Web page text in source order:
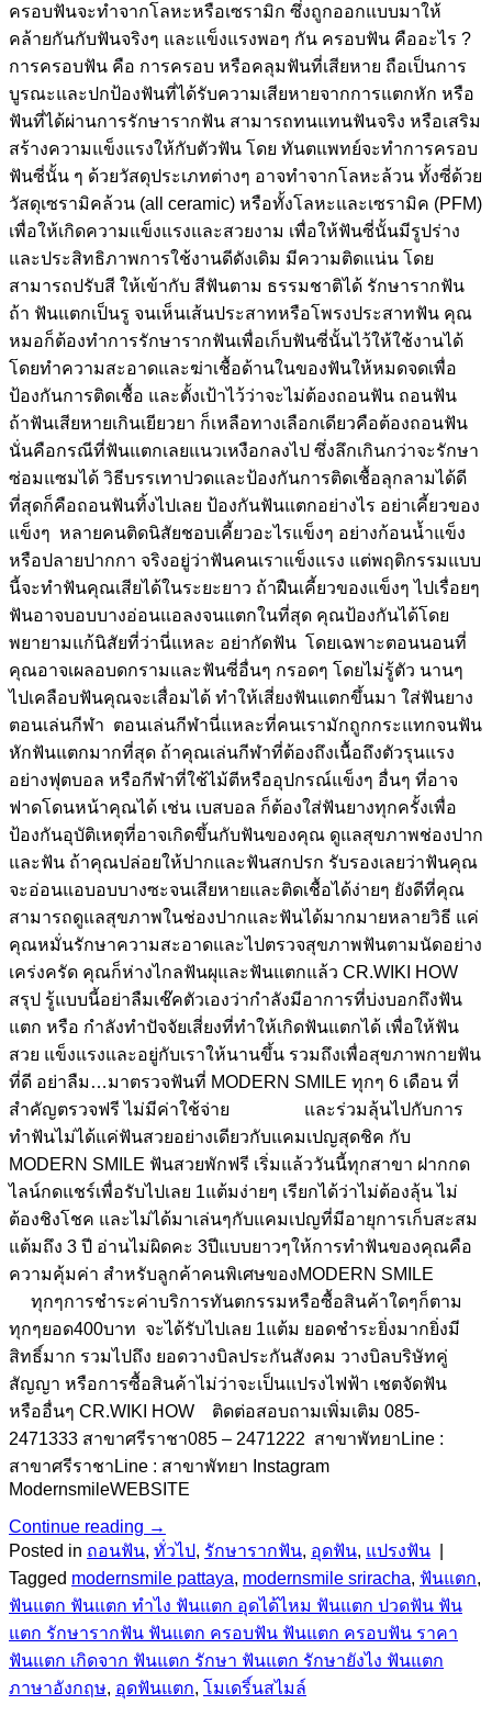
ครอบฟันจะทำจากโลหะหรือเซรามิก ซึ่งถูกออกแบบมาให้
คล้ายกันกับฟันจริงๆ และแข็งแรงพอๆ กัน ครอบฟัน คืออะไร ?
การครอบฟัน คือ การครอบ หรือคลุมฟันที่เสียหาย ถือเป็นการ
บูรณะและปกป้องฟันที่ได้รับความเสียหายจากการแตกหัก หรือ
ฟันที่ได้ผ่านการรักษารากฟัน สามารถทนแทนฟันจริง หรือเสริม
สร้างความแข็งแรงให้กับตัวฟัน โดย ทันตแพทย์จะทำการครอบ
ฟันซี่นั้น ๆ ด้วยวัสดุประเภทต่างๆ อาจทำจากโลหะล้วน ทั้งซี่ด้วย
วัสดุเซรามิคล้วน (all ceramic) หรือทั้งโลหะและเซรามิค (PFM)
เพื่อให้เกิดความแข็งแรงและสวยงาม เพื่อให้ฟันซี่นั้นมีรูปร่าง
และประสิทธิภาพการใช้งานดีดังเดิม มีความติดแน่น โดย
สามารถปรับสี ให้เข้ากับ สีฟันตาม ธรรมชาติได้ รักษารากฟัน
ถ้า ฟันแตกเป็นรู จนเห็นเส้นประสาทหรือโพรงประสาทฟัน คุณ
หมอก็ต้องทำการรักษารากฟันเพื่อเก็บฟันซี่นั้นไว้ให้ใช้งานได้
โดยทำความสะอาดและฆ่าเชื้อด้านในของฟันให้หมดจดเพื่อ
ป้องกันการติดเชื้อ และตั้งเป้าไว้ว่าจะไม่ต้องถอนฟัน ถอนฟัน
ถ้าฟันเสียหายเกินเยียวยา ก็เหลือทางเลือกเดียวคือต้องถอนฟัน
นั่นคือกรณีที่ฟันแตกเลยแนวเหงือกลงไป ซึ่งลึกเกินกว่าจะรักษา
ซ่อมแซมได้ วิธีบรรเทาปวดและป้องกันการติดเชื้อลุกลามได้ดี
ที่สุดก็คือถอนฟันทิ้งไปเลย ป้องกันฟันแตกอย่างไร อย่าเคี้ยวของ
แข็งๆ หลายคนติดนิสัยชอบเคี้ยวอะไรแข็งๆ อย่างก้อนน้ำแข็ง
หรือปลายปากกา จริงอยู่ว่าฟันคนเราแข็งแรง แต่พฤติกรรมแบบ
นี้จะทำฟันคุณเสียได้ในระยะยาว ถ้าฝืนเคี้ยวของแข็งๆ ไปเรื่อยๆ
ฟันอาจบอบบางอ่อนแอลงจนแตกในที่สุด คุณป้องกันได้โดย
พยายามแก้นิสัยที่ว่านี่แหละ อย่ากัดฟัน โดยเฉพาะตอนนอนที่
คุณอาจเผลอบดกรามและฟันซี่อื่นๆ กรอดๆ โดยไม่รู้ตัว นานๆ
ไปเคลือบฟันคุณจะเสื่อมได้ ทำให้เสี่ยงฟันแตกขึ้นมา ใส่ฟันยาง
ตอนเล่นกีฬา ตอนเล่นกีฬานี่แหละที่คนเรามักถูกกระแทกจนฟัน
หักฟันแตกมากที่สุด ถ้าคุณเล่นกีฬาที่ต้องถึงเนื้อถึงตัวรุนแรง
อย่างฟุตบอล หรือกีฬาที่ใช้ไม้ตีหรืออุปกรณ์แข็งๆ อื่นๆ ที่อาจ
ฟาดโดนหน้าคุณได้ เช่น เบสบอล ก็ต้องใส่ฟันยางทุกครั้งเพื่อ
ป้องกันอุบัติเหตุที่อาจเกิดขึ้นกับฟันของคุณ ดูแลสุขภาพช่องปาก
และฟัน ถ้าคุณปล่อยให้ปากและฟันสกปรก รับรองเลยว่าฟันคุณ
จะอ่อนแอบอบบางซะจนเสียหายและติดเชื้อได้ง่ายๆ ยังดีที่คุณ
สามารถดูแลสุขภาพในช่องปากและฟันได้มากมายหลายวิธี แค่
คุณหมั่นรักษาความสะอาดและไปตรวจสุขภาพฟันตามนัดอย่าง
เคร่งครัด คุณก็ห่างไกลฟันผุและฟันแตกแล้ว CR.WIKI HOW
สรุป รู้แบบนี้อย่าลืมเช๊คตัวเองว่ากำลังมีอาการที่บ่งบอกถึงฟัน
แตก หรือ กำลังทำปัจจัยเสี่ยงที่ทำให้เกิดฟันแตกได้ เพื่อให้ฟัน
สวย แข็งแรงและอยู่กับเราให้นานขึ้น รวมถึงเพื่อสุขภาพกายฟัน
ที่ดี อย่าลืม…มาตรวจฟันที่ MODERN SMILE ทุกๆ 6 เดือน ที่
สำคัญตรวจฟรี ไม่มีค่าใช้จ่าย และร่วมลุ้นไปกับการ
ทำฟันไม่ได้แค่ฟันสวยอย่างเดียวกับแคมเปญสุดชิค กับ
MODERN SMILE ฟันสวยพักฟรี เริ่มแล้ววันนี้ทุกสาขา ฝากกด
ไลน์กดแชร์เพื่อรับไปเลย 1แต้มง่ายๆ เรียกได้ว่าไม่ต้องลุ้น ไม่
ต้องชิงโชค และไม่ได้มาเล่นๆกับแคมเปญที่มีอายุการเก็บสะสม
แต้มถึง 3 ปี อ่านไม่ผิดคะ 3ปีแบบยาวๆให้การทำฟันของคุณคือ
ความคุ้มค่า สำหรับลูกค้าคนพิเศษของMODERN SMILE
ทุกๆการชำระค่าบริการทันตกรรมหรือซื้อสินค้าใดๆก็ตาม
ทุกๆยอด400บาท จะได้รับไปเลย 1แต้ม ยอดชำระยิ่งมากยิ่งมี
สิทธิ์มาก รวมไปถึง ยอดวางบิลประกันสังคม วางบิลบริษัทคู่
สัญญา หรือการซื้อสินค้าไม่ว่าจะเป็นแปรงไฟฟ้า เชตจัดฟัน
หรืออื่นๆ CR.WIKI HOW ติดต่อสอบถามเพิ่มเติม 085-
2471333 สาขาศรีราชา085 – 2471222 สาขาพัทยาLine :
สาขาศรีราชาLine : สาขาพัทยา Instagram
ModernsmileWEBSITE
Continue reading →
Posted in ถอนฟัน, ทั่วไป, รักษารากฟัน, อุดฟัน, แปรงฟัน
Tagged modernsmile pattaya, modernsmile sriracha, ฟันแตก,
ฟันแตก ฟันแตก ทําไง ฟันแตก อุดได้ไหม ฟันแตก ปวดฟัน ฟัน
แตก รักษารากฟัน ฟันแตก ครอบฟัน ฟันแตก ครอบฟัน ราคา
ฟันแตก เกิดจาก ฟันแตก รักษา ฟันแตก รักษายังไง ฟันแตก
ภาษาอังกฤษ, อุดฟันแตก, โมเดริ์นสไมล์